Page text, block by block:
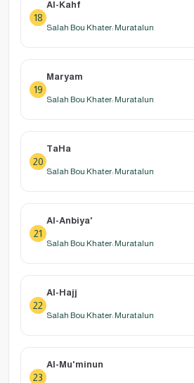
18
Al-Kahf
Salah Bou Khater: Muratalun
19
Maryam
Salah Bou Khater: Muratalun
20
TaHa
Salah Bou Khater: Muratalun
21
Al-Anbiya'
Salah Bou Khater: Muratalun
22
Al-Hajj
Salah Bou Khater: Muratalun
23
Al-Mu'minun